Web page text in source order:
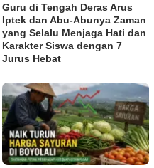
Guru di Tengah Deras Arus
Iptek dan Abu-Abunya Zaman
yang Selalu Menjaga Hati dan
Karakter Siswa dengan 7
Jurus Hebat